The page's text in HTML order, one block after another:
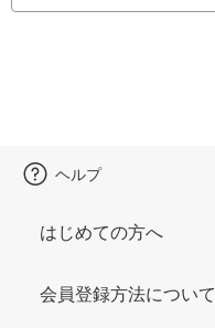
ヘルプ
はじめての方へ
会員登録方法について